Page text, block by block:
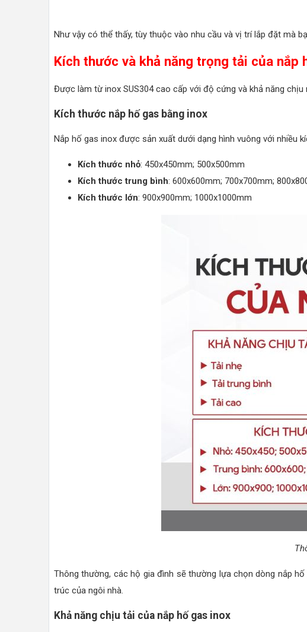
Như vậy có thể thấy, tùy thuộc vào nhu cầu và vị trí lắp đặt mà
Kích thước và khả năng trọng tải của nắp
Được làm từ inox SUS304 cao cấp với độ cứng và khả năng
Kích thước nắp hố gas bằng inox
Nắp hố gas inox được sản xuất dưới dạng hình vuông với nhiều
Kích thước nhỏ: 450x450mm; 500x500mm
Kích thước trung bình: 600x600mm; 700x700mm;
Kích thước lớn: 900x900mm; 1000x1000mm
Thông thường, các hộ gia đình sẽ thường lựa chọn dòng nắp
trúc của ngôi nhà.
Khả năng chịu tải của nắp hố gas inox